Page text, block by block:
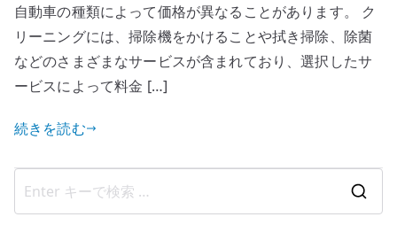
自動車の種類によって価格が異なることがあります。 ク
リーニングには、掃除機をかけることや拭き掃除、除菌
などのさまざまなサービスが含まれており、選択したサ
ービスによって料金 […]
続きを読む